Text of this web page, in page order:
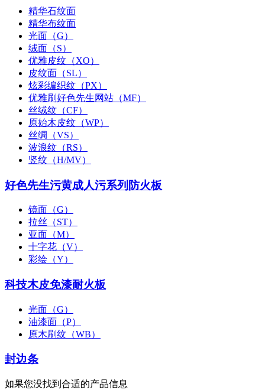
精华石纹面
精华布纹面
光面（G）
绒面（S）
优雅皮纹（XO）
皮纹面（SL）
炫彩编织纹（PX）
优雅刷好色先生网站（MF）
丝绒纹（CF）
原始木皮纹（WP）
丝绸（VS）
波浪纹（RS）
竖纹（H/MV）
好色先生污黄成人污系列防火板
镜面（G）
拉丝（ST）
亚面（M）
十字花（V）
彩绘（Y）
科技木皮免漆耐火板
光面（G）
油漆面（P）
原木刷纹（WB）
封边条
如果您没找到合适的产品信息